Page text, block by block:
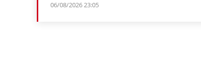
06/08/2026 23:05